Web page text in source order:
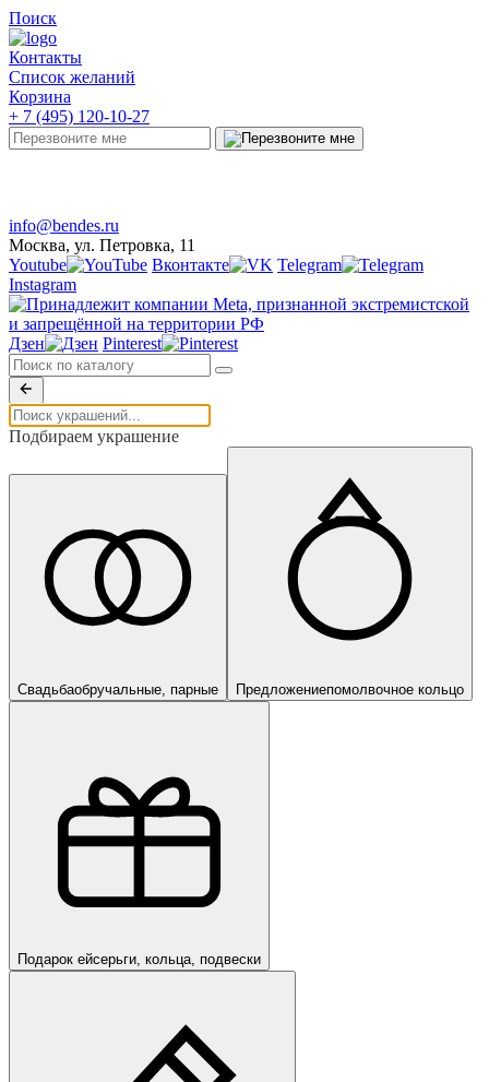
Поиск
Контакты
Список желаний
Корзина
+ 7 (495) 120-10-27
info@bendes.ru
Москва, ул. Петровка, 11
Youtube
Вконтакте
Telegram
Instagram
Дзен Pinterest
Подбираем украшение
Свадьбаобручальные, парные Предложениепомолвочное кольцо
Подарок ейсерьги, кольца, подвески